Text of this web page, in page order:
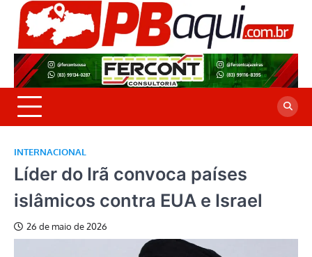
Skip
content
INTERNACIONAL
Líder do Irã convoca países
islâmicos contra EUA e Israel
26 de maio de 2026